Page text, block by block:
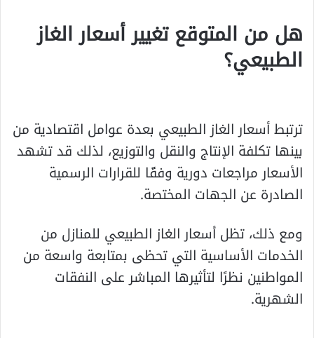
هل من المتوقع تغيير أسعار الغاز
الطبيعي؟
ترتبط أسعار الغاز الطبيعي بعدة عوامل اقتصادية من
بينها تكلفة الإنتاج والنقل والتوزيع، لذلك قد تشهد
الأسعار مراجعات دورية وفقًا للقرارات الرسمية
الصادرة عن الجهات المختصة.
ومع ذلك، تظل أسعار الغاز الطبيعي للمنازل من
الخدمات الأساسية التي تحظى بمتابعة واسعة من
المواطنين نظرًا لتأثيرها المباشر على النفقات
الشهرية.